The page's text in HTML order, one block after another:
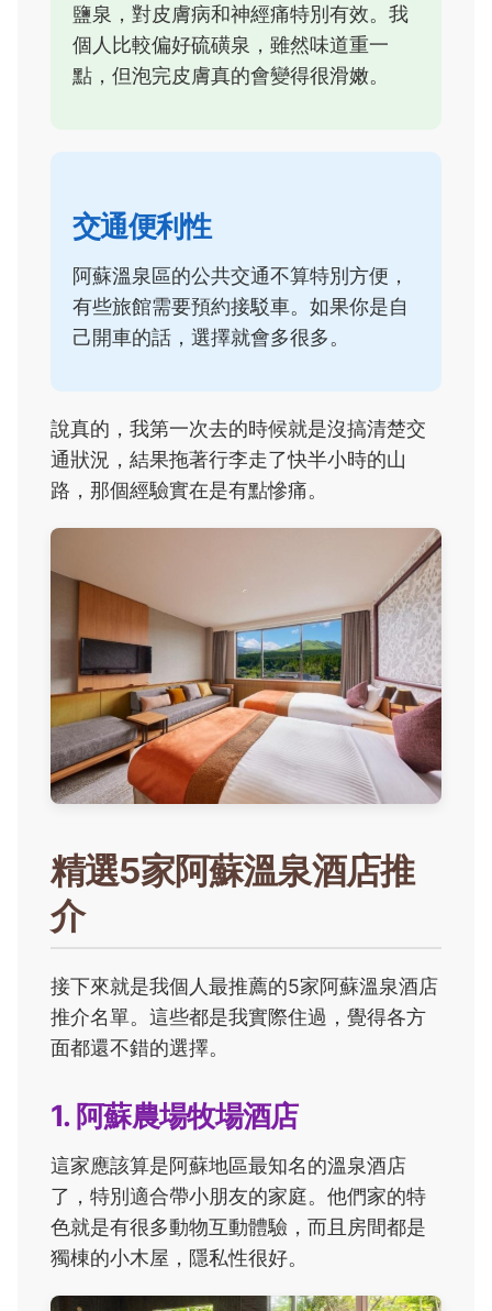
鹽泉，對皮膚病和神經痛特別有效。我
個人比較偏好硫磺泉，雖然味道重一
點，但泡完皮膚真的會變得很滑嫩。
交通便利性
阿蘇溫泉區的公共交通不算特別方便，
有些旅館需要預約接駁車。如果你是自
己開車的話，選擇就會多很多。
說真的，我第一次去的時候就是沒搞清楚交
通狀況，結果拖著行李走了快半小時的山
路，那個經驗實在是有點慘痛。
精選5家阿蘇溫泉酒店推
介
接下來就是我個人最推薦的5家阿蘇溫泉酒店
推介名單。這些都是我實際住過，覺得各方
面都還不錯的選擇。
1. 阿蘇農場牧場酒店
這家應該算是阿蘇地區最知名的溫泉酒店
了，特別適合帶小朋友的家庭。他們家的特
色就是有很多動物互動體驗，而且房間都是
獨棟的小木屋，隱私性很好。